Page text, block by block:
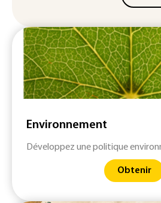
Environnement
Développez une politique
Obtenir